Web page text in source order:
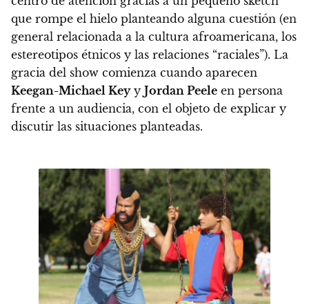
que rompe el hielo planteando alguna cuestión (en
general relacionada a la cultura afroamericana, los
estereotipos étnicos y las relaciones “raciales”). La
gracia del show comienza cuando aparecen
Keegan-Michael Keyy Jordan Peele en persona
frente a un audiencia, con el objeto de explicar y
discutir las situaciones planteadas.